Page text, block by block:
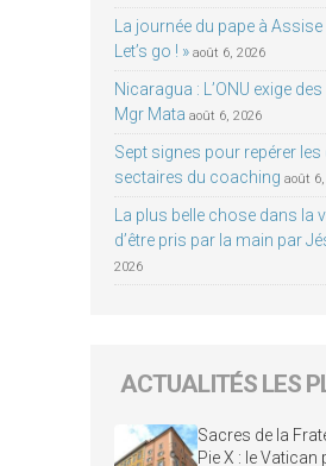
La journée du pape à Assise
Let’s go ! » août 6, 2026
Nicaragua : L’ONU exige
Mgr Mata août 6, 2026
Sept signes pour repérer les
sectaires du coaching août
La plus belle chose dans la
d’être pris par la main par
2026
ACTUALITÉS LES
Sacres de la
Pie X : le Vatican